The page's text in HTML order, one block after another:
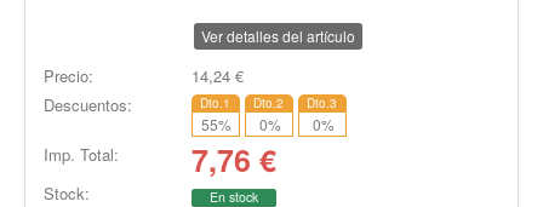
Ver detalles del artículo
Precio: 14,24€
Descuentos:
Dto.1
55%
Dto.2
0%
Dto.3
0%
Imp. Total: 7,76 €
Stock: En stock